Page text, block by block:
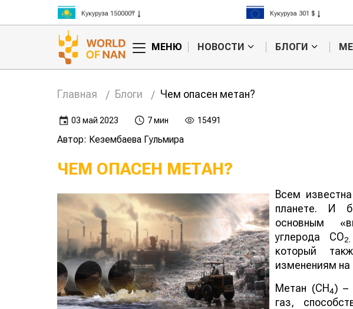
Кукуруза 150000₸
Рис 300000₸
Пшеница 3 класс 125000₸
Кукуруза 301 $
Рис 408 $
МЕНЮ НОВОСТИ БЛОГИ
Главная Блоги Чем опасен метан?
03 май 2023 7 мин 15491
Автор: Кезембаева Гульмира
ЧЕМ ОПАСЕН МЕТАН?
Всем
планете. И
основным
углерода СО
который
изменениям на
Метан (СН4) –
газ,
Состояние
сельского хозяйства
в Жамбылской
области
Нужна ли
сельскохозяйственная
Казахстане?